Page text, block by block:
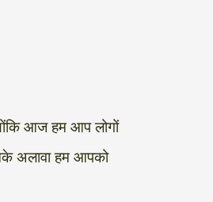
आज हम आप लोगों
अलावा हम आपको